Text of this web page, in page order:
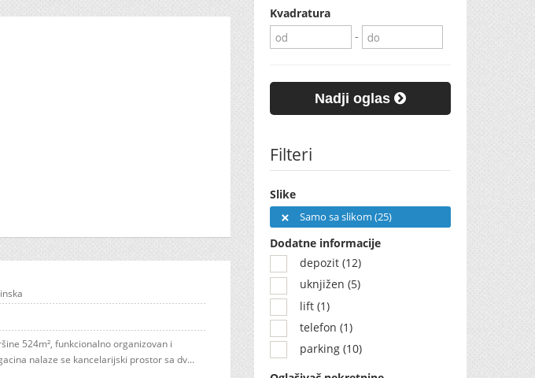
524m², funkcionalno organizovan i
nalaze se kancelarijski prostor sa dv...
Kvadratura
-
Nadji oglas
Filteri
Slike
Samo sa slikom (25)
Dodatne informacije
depozit (12)
uknjižen (5)
lift (1)
telefon (1)
parking (10)